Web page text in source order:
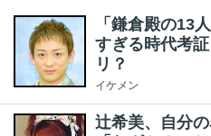
「鎌倉殿の13
すぎる時代考
リ？
イケメン
辻希美、自分